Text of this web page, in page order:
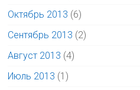
Октябрь 2013 (6)
Сентябрь 2013 (2)
Август 2013 (4)
Июль 2013 (1)